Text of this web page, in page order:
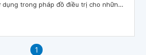
dụng trong pháp đồ điều trị cho những
1